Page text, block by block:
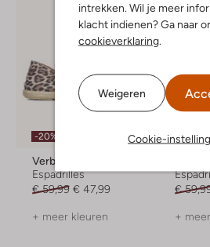
intrekken. Wil je meer
klacht indienen? Ga naar
cookieverklaring.
Weigeren
Cookie-
-20%
Verbenas
Espadrilles
€ 59,99 € 47,99
+ meer kleuren
-20%
€
+